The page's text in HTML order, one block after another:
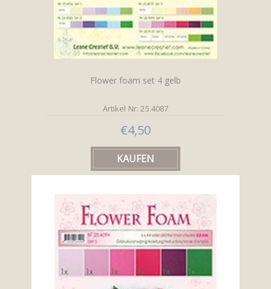
Flower foam set 4 gelb
Artikel Nr: 25.4087
€4,50